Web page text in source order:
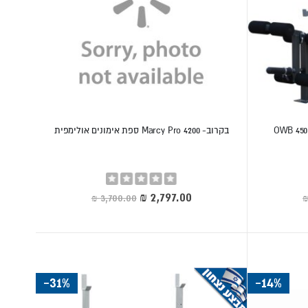
שאתם בוחרים ספה, כדאי להכיר את הפרמטרים
מאפשרת לשנות את זווית המשענת למצבי שיפוע חיובי (Incline) ושלילי (Decline). זהו הפתרון המומלץ ביותר לבית, שכן הוא מאפשר
בקרוב- Marcy Pro 4200 ספת אימונים אולימפית
Rating:
0%
‏3,700.00 ₪ מחיר
מיוחד
-14%
-31%